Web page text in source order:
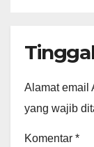
Alamat email
yang wajib
Komentar *